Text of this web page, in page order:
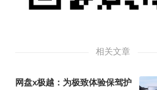
相关文章
网盘x极越：为极致体验保驾护